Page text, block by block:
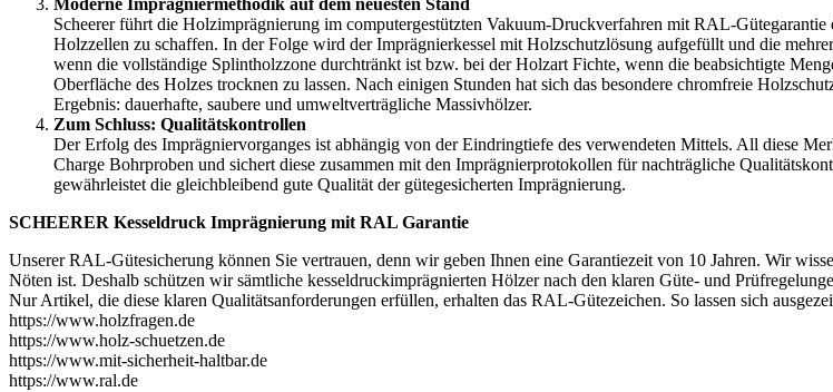
Moderne Imprägniermethodik auf dem neuesten Stand
Scheerer führt die Holzimprägnierung im computergestützten Vakuum-Druckverfahren mit RAL-
Holzzellen zu schaffen. In der Folge wird der Imprägnierkessel mit Holzschutzlösung aufgefüllt und die
wenn die vollständige Splintholzzone durchtränkt ist bzw. bei der Holzart Fichte, wenn die beabsichtigte
Oberfläche des Holzes trocknen zu lassen. Nach einigen Stunden hat sich das besondere chromfreie
Ergebnis: dauerhafte, saubere und umweltverträgliche Massivhölzer.
Zum Schluss: Qualitätskontrollen
Der Erfolg des Imprägniervorganges ist abhängig von der Eindringtiefe des verwendeten Mittels. All diese
Charge Bohrproben und sichert diese zusammen mit den Imprägnierprotokollen für nachträgliche
gewährleistet die gleichbleibend gute Qualität der gütegesicherten Imprägnierung.
SCHEERER Kesseldruck Imprägnierung mit RAL Garantie
Unserer RAL-Gütesicherung können Sie vertrauen, denn wir geben Ihnen eine Garantiezeit von 10 Jahren. Wir
Nöten ist. Deshalb schützen wir sämtliche kesseldruckimprägnierten Hölzer nach den klaren Güte- und
Nur Artikel, die diese klaren Qualitätsanforderungen erfüllen, erhalten das RAL-Gütezeichen. So lassen sich
https://www.holzfragen.de
https://www.holz-schuetzen.de
https://www.mit-sicherheit-haltbar.de
https://www.ral.de